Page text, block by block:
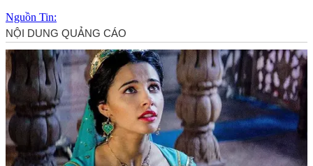
Nguồn Tin: